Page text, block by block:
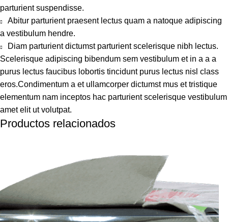
parturient suspendisse.
Abitur parturient praesent lectus quam a natoque adipiscing
a vestibulum hendre.
Diam parturient dictumst parturient scelerisque nibh lectus.
Scelerisque adipiscing bibendum sem vestibulum et in a a a
purus lectus faucibus lobortis tincidunt purus lectus nisl class
eros.Condimentum a et ullamcorper dictumst mus et tristique
elementum nam inceptos hac parturient scelerisque vestibulum
amet elit ut volutpat.
Productos relacionados